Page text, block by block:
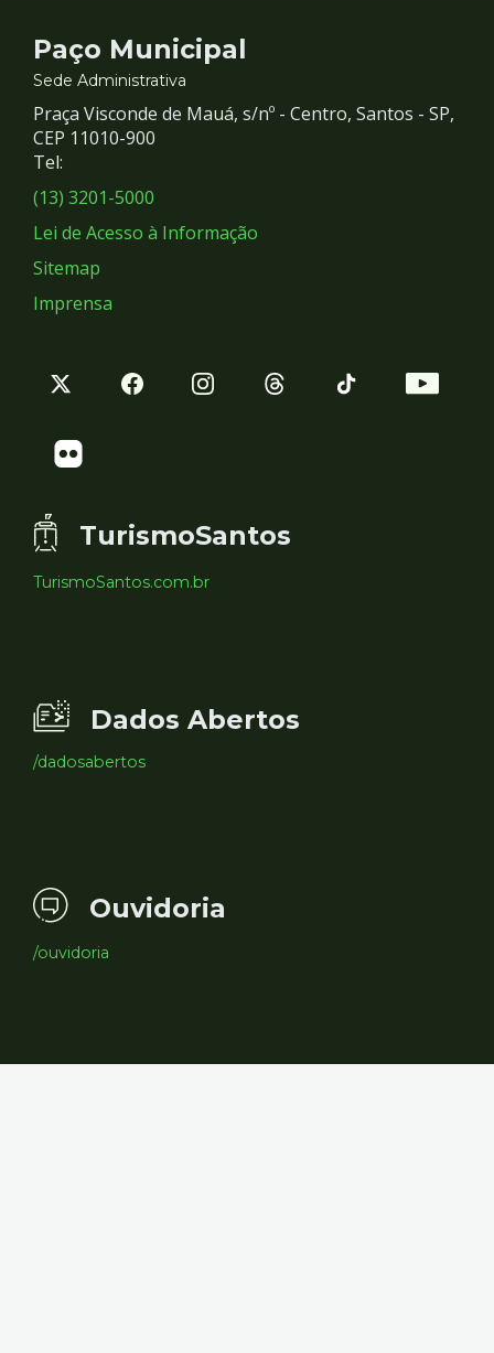
Contato
e
Redes
Sociais
Paço Municipal
Sede Administrativa
Praça Visconde de Mauá, s/nº - Centro, Santos - SP,
CEP 11010-900
Tel:
(13) 3201-5000
Lei de Acesso à Informação
Sitemap
Imprensa
TurismoSantos
TurismoSantos.com.br
Dados Abertos
/dadosabertos
Ouvidoria
/ouvidoria